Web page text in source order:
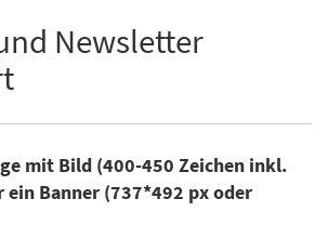
Newsletter
mit Bild (400-450 Zeichen inkl.
ein Banner (737*492 px oder